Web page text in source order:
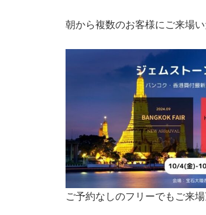
朝から複数のお客様にご来場
ご予約なしのフリーでもご来場